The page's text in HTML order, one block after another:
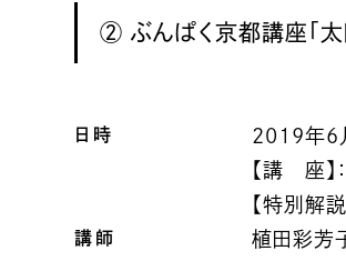
② ぶんぱく京都講座「
日時
2019年6月
【講 座
【特別解
講師 植田彩芳